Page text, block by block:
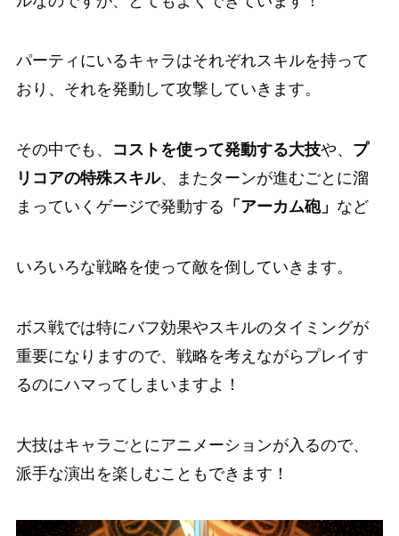
パーティにいるキャラはそれぞれスキルを持って
おり、それを発動して攻撃していきます。
その中でも、 コストを使って発動する大技や、 プ
リコアの特殊スキル、またターンが進むごとに溜
まっていくゲージで発動する 「アーカム砲」 など
いろいろな戦略を使って敵を倒していきます。
ボス戦では特にバフ効果やスキルのタイミングが
重要になりますので、戦略を考えながらプレイす
るのにハマってしまいますよ！
大技はキャラごとにアニメーションが入るので、
派手な演出を楽しむこともできます！